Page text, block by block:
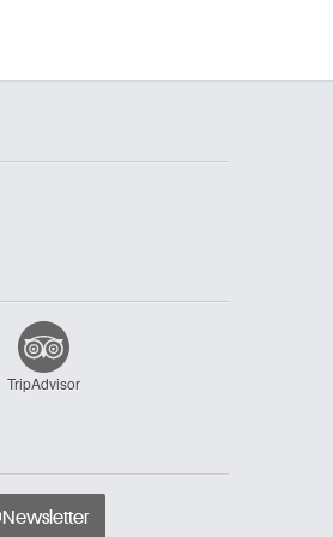
TripAdvisor
Newsletter